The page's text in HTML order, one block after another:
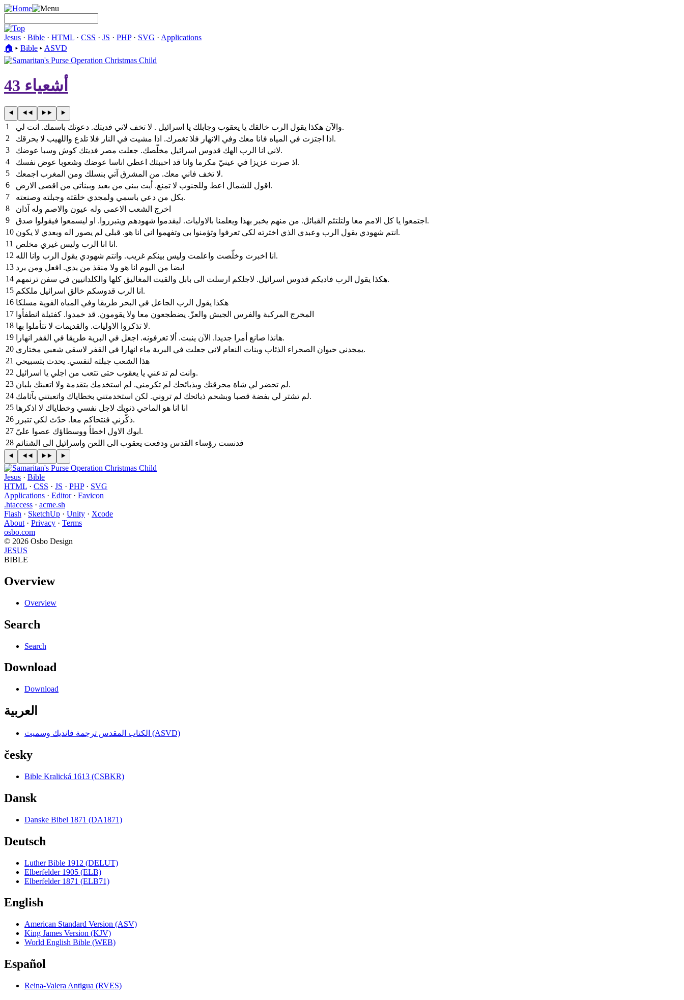
Jesus · Bible · HTML · CSS · JS · PHP· SVG · Applications
🏠︎ ▸ Bible ▸ ASVD
أشعياء 43
1
والآن هكذا يقول الرب خالقك يا يعقوب وجابلك يا اسرائيل . لا تخف لاني فديتك. دعوتك باسمك. انت لي.
2
اذا اجتزت في المياه فانا معك وفي الانهار فلا تغمرك. اذا مشيت في النار فلا تلدع واللهيب لا يحرقك.
3
لاني انا الرب الهك قدوس اسرائيل مخلّصك. جعلت مصر فديتك كوش وسبا عوضك.
4
اذ صرت عزيزا في عينيّ مكرما وانا قد احببتك اعطي اناسا عوضك وشعوبا عوض نفسك.
5
لا تخف فاني معك. من المشرق آتي بنسلك ومن المغرب اجمعك.
6
اقول للشمال اعط وللجنوب لا تمنع. أيت ببني من بعيد وببناتي من اقصى الارض.
7
بكل من دعي باسمي ولمجدي خلقته وجبلته وصنعته.
8
اخرج الشعب الاعمى وله عيون والاصم وله آذان
9
اجتمعوا يا كل الامم معا ولتلتئم القبائل. من منهم يخبر بهذا ويعلمنا بالاوليات. ليقدموا شهودهم ويتبرروا. او ليسمعوا فيقولوا صدق.
10
انتم شهودي يقول الرب وعبدي الذي اخترته لكي تعرفوا وتؤمنوا بي وتفهموا اني انا هو. قبلي لم يصور اله وبعدي لا يكون.
11
انا انا الرب وليس غيري مخلص.
12
انا اخبرت وخلّصت واعلمت وليس بينكم غريب. وانتم شهودي يقول الرب وانا الله.
13 ايضا من اليوم انا هو ولا منقذ من يدي. افعل ومن يرد
14
هكذا يقول الرب فاديكم قدوس اسرائيل. لاجلكم ارسلت الى بابل والقيت المغاليق كلها والكلدانيين في سفن ترنمهم.
15
انا الرب قدوسكم خالق اسرائيل ملككم.
16 هكذا يقول الرب الجاعل في البحر طريقا وفي المياه القوية مسلكا
17 المخرج المركبة والفرس الجيش والعزّ. يضطجعون معا ولا يقومون. قد خمدوا. كفتيلة انطفأوا
18
لا تذكروا الاوليات. والقديمات لا تتأملوا بها.
19
هانذا صانع أمرا جديدا. الآن ينبت. ألا تعرفونه. اجعل في البرية طريقا في القفر انهارا.
20
يمجدني حيوان الصحراء الذئاب وبنات النعام لاني جعلت في البرية ماء انهارا في القفر لاسقي شعبي مختاري.
21 هذا الشعب جبلته لنفسي. يحدث بتسبيحي
22
وانت لم تدعني يا يعقوب حتى تتعب من اجلي يا اسرائيل.
23
لم تحضر لي شاة محرقتك وبذبائحك لم تكرمني. لم استخدمك بتقدمة ولا اتعبتك بلبان.
24
لم تشتر لي بفضة قصبا وبشحم ذبائحك لم تروني. لكن استخدمتني بخطاياك واتعبتني بآثامك.
25 انا انا هو الماحي ذنوبك لاجل نفسي وخطاياك لا اذكرها
26
ذكّرني فنتحاكم معا. حدّث لكي تتبرر.
27
ابوك الاول اخطأ ووسطاؤك عصوا عليّ.
28 فدنست رؤساء القدس ودفعت يعقوب الى اللعن واسرائيل الى الشتائم
Jesus · Bible
HTML · CSS · JS · PHP· SVG
Applications · Editor· Favicon
.htaccess · acme.sh
Flash · SketchUp · Unity · Xcode
About · Privacy · Terms
osbo.com
© 2026 Osbo Design
JESUS
BIBLE
Overview
Overview
Search
Search
Download
Download
العربية
الكتاب المقدس ترجمة فانديك وسميث (ASVD)
česky
Bible Kralická 1613 (CSBKR)
Dansk
Danske Bibel 1871 (DA1871)
Deutsch
Luther Bible 1912 (DELUT)
Elberfelder 1905 (ELB)
Elberfelder 1871 (ELB71)
English
American Standard Version (ASV)
King James Version (KJV)
World English Bible (WEB)
Español
Reina-Valera Antigua (RVES)